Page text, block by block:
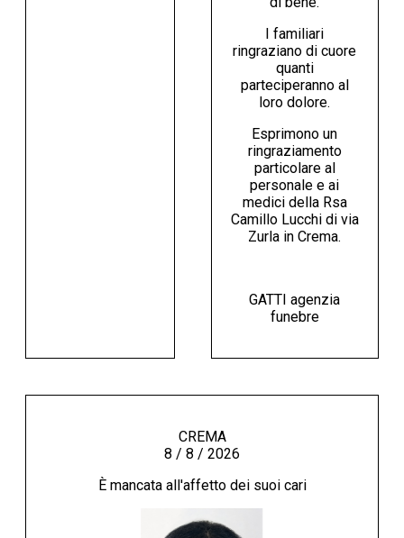
I familiari
ringraziano di cuore
quanti
parteciperanno al
loro dolore.
Esprimono un
ringraziamento
particolare al
personale e ai
medici della Rsa
Camillo Lucchi di via
Zurla in Crema.
GATTI agenzia
funebre
CREMA
8 / 8 / 2026
È mancata all'affetto dei suoi cari